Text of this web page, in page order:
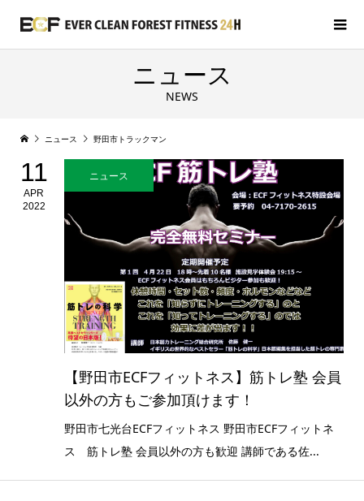
ニュース
NEWS
ニュース 野田市トラックマン
11
APR
2022
ニュース
【野田市ECFフィットネス】筋トレ塾 会員
以外の方もご参加頂けます！
野田市七光台ECFフィットネス 野田市ECFフィットネ
ス 筋トレ塾 会員以外の方も歓迎 講師である佐...